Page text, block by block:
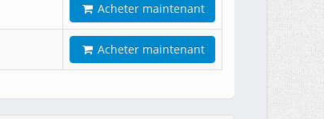
Acheter maintenant
Acheter maintenant